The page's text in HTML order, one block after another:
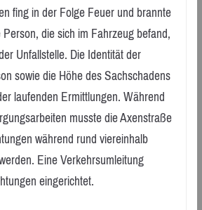
fing in der Folge Feuer und brannte
die sich im Fahrzeug befand,
Unfallstelle. Die Identität der
sowie die Höhe des Sachschadens
laufenden Ermittlungen. Während
musste die Axenstraße
während rund viereinhalb
Eine Verkehrsumleitung
eingerichtet.